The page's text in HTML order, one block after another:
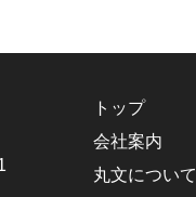
トップ
会社案内
丸文について